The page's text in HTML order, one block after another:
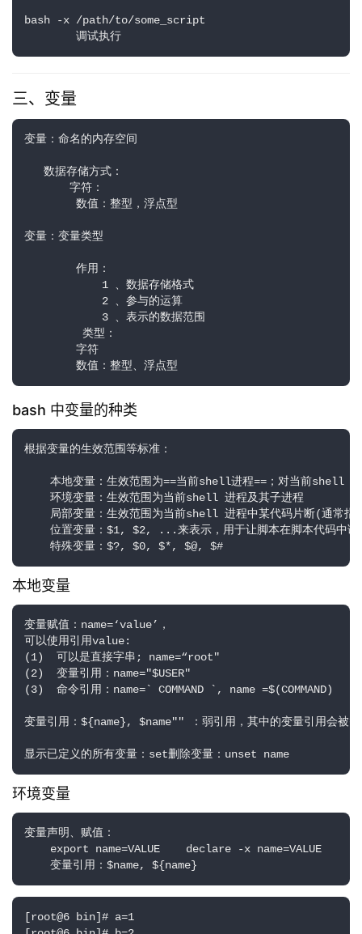
bash -x /path/to/some_script
调试执行
三、变量
变量：命名的内存空间
数据存储方式：
字符：
数值：整型，浮点型
变量：变量类型
作用：
1 、数据存储格式
2 、参与的运算
3 、表示的数据范围
类型：
字符
数值：整型、浮点型
bash 中变量的种类
根据变量的生效范围等标准：
本地变量：生效范围为==当前shell进程==；对当前shell
环境变量：生效范围为当前shell 进程及其子进程
局部变量：生效范围为当前shell 进程中某代码片断(通常指
位置变量：$1, $2, ...来表示，用于让脚本在脚本代码中调
特殊变量：$?, $0, $*, $@, $#
本地变量
变量赋值：name=‘value’，
可以使用引用value:
(1)  可以是直接字串; name=“root"
(2)  变量引用：name="$USER"
(3)  命令引用：name=` COMMAND `, name =$(COMMAND)
变量引用：${name}, $name"" ：弱引用，其中的变量引用会被
显示已定义的所有变量：set删除变量：unset name
环境变量
变量声明、赋值：
export name=VALUE    declare -x name=VALUE
变量引用：$name, ${name}
[root@6 bin]# a=1